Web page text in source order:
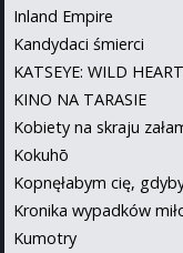
Inland Empire
Kandydaci śmierci
KATSEYE: WILD
KINO NA TARASIE
Kobiety na skraju
Kokuhō
Kopnęłabym cię,
Kronika wypadków
Kumotry